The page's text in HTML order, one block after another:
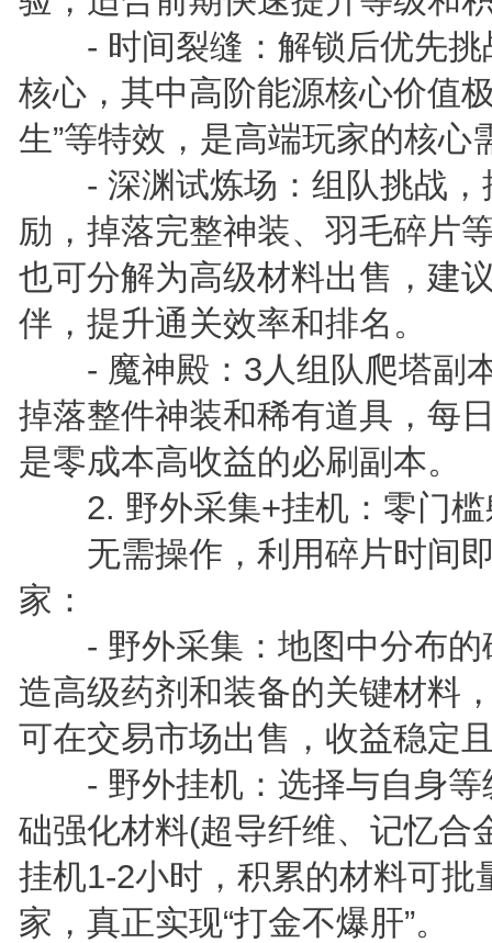
- 时间裂缝：解锁后优先挑
核心，其中高阶能源核心价值
生”等特效，是高端玩家的核心
- 深渊试炼场：组队挑战，
励，掉落完整神装、羽毛碎片
也可分解为高级材料出售，建
伴，提升通关效率和排名。
- 魔神殿：3人组队爬塔副
掉落整件神装和稀有道具，每
是零成本高收益的必刷副本。
2. 野外采集+挂机：零门槛
无需操作，利用碎片时间即
家：
- 野外采集：地图中分布的
造高级药剂和装备的关键材料
可在交易市场出售，收益稳定
- 野外挂机：选择与自身等
础强化材料(超导纤维、记忆合
挂机1-2小时，积累的材料可
家，真正实现“打金不爆肝”。